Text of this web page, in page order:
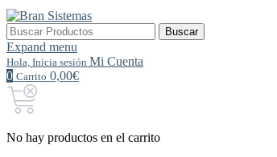
Buscar
por:
Buscar
Expand menu
Hola, Inicia sesión Mi Cuenta
0 Carrito 0,00€
No hay productos en el carrito